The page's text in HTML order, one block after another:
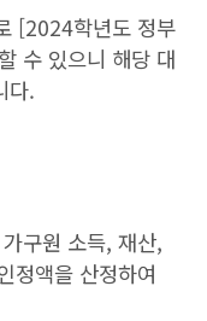
[2024학년도 정부
수 있으니 해당 대
다.
구원 소득, 재산,
정액을 산정하여